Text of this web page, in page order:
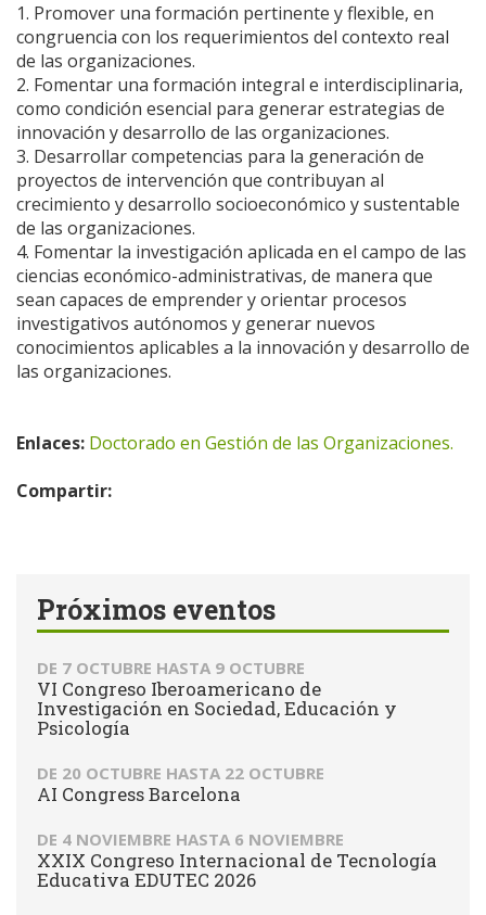
1. Promover una formación pertinente y flexible, en
congruencia con los requerimientos del contexto real
de las organizaciones.
2. Fomentar una formación integral e interdisciplinaria,
como condición esencial para generar estrategias de
innovación y desarrollo de las organizaciones.
3. Desarrollar competencias para la generación de
proyectos de intervención que contribuyan al
crecimiento y desarrollo socioeconómico y sustentable
de las organizaciones.
4. Fomentar la investigación aplicada en el campo de las
ciencias económico-administrativas, de manera que
sean capaces de emprender y orientar procesos
investigativos autónomos y generar nuevos
conocimientos aplicables a la innovación y desarrollo de
las organizaciones.
Enlaces: Doctorado en Gestión de las Organizaciones.
Compartir:
Próximos eventos
DE 7 OCTUBRE HASTA 9 OCTUBRE
VI Congreso Iberoamericano de
Investigación en Sociedad, Educación y
Psicología
DE 20 OCTUBRE HASTA 22 OCTUBRE
AI Congress Barcelona
DE 4 NOVIEMBRE HASTA 6 NOVIEMBRE
XXIX Congreso Internacional de Tecnología
Educativa EDUTEC 2026